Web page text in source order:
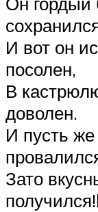
И вот он
посолен,
В
доволен.
И пусть
Зато